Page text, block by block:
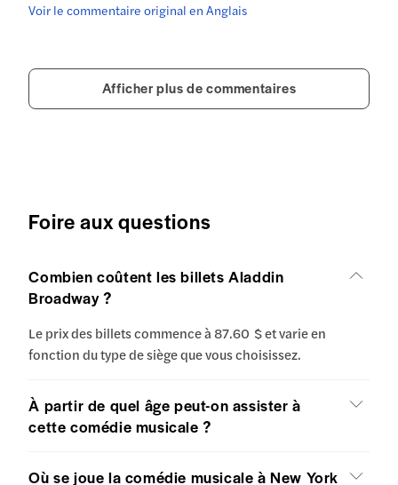
Voir le commentaire original en Anglais
Afficher plus de commentaires
Foire aux questions
Combien coûtent les billets Aladdin
Broadway ?
Le prix des billets commence à 87.60 $ et varie en
fonction du type de siège que vous choisissez.
À partir de quel âge peut-on assister à
cette comédie musicale ?
Où se joue la comédie musicale à New York